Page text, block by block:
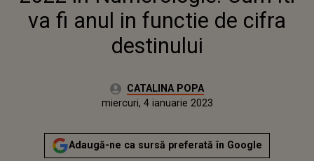
va fi anul in functie de cifra
destinului
Autor:CATALINA POPA
marți, 4 ianuarie 2022Actualizat:
miercuri, 4 ianuarie 2023
Adaugă-ne ca sursă preferată în Google